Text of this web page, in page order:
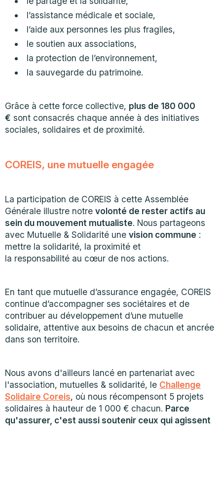
l’assistance médicale et sociale,
l’aide aux personnes les plus fragiles,
le soutien aux associations,
la protection de l’environnement,
la sauvegarde du patrimoine.
Grâce à cette force collective, plus de 180 000
€ sont consacrés chaque année à des initiatives
sociales, solidaires et de proximité.
COREIS, une mutuelle engagée
La participation de COREIS à cette Assemblée
Générale illustre notre volonté de rester actifs au
sein du mouvement mutualiste. Nous partageons
avec Mutuelle & Solidarité une vision commune :
mettre la solidarité, la proximité et
la responsabilité au cœur de nos actions.
En tant que mutuelle d’assurance engagée, COREIS
continue d’accompagner ses sociétaires et de
contribuer au développement d’une mutuelle
solidaire, attentive aux besoins de chacun et ancrée
dans son territoire.
Nous avons d'ailleurs lancé en partenariat avec
l'association, mutuelles & solidarité, le Challenge
Solidaire Coreis, où nous récompensont 5 projets
solidaires à hauteur de 1 000 € chacun. Parce
qu'assurer, c'est aussi soutenir ceux qui agissent